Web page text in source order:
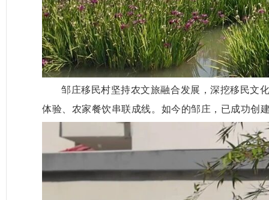
邹庄移民村坚持农文旅融合发展，深挖移民文
体验、农家餐饮串联成线。如今的邹庄，已成功创